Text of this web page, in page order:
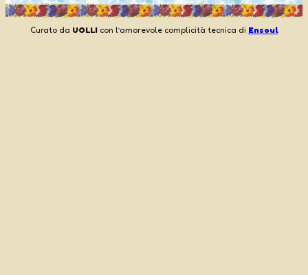
Curato da UOLLIcon l’amorevole complicità tecnica di Ensoul